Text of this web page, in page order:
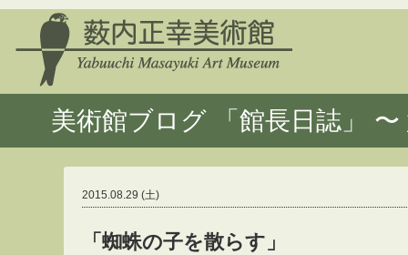
美術館ブログ 「館長日誌」
2015.08.29 (土)
「蜘蛛の子を散らす」